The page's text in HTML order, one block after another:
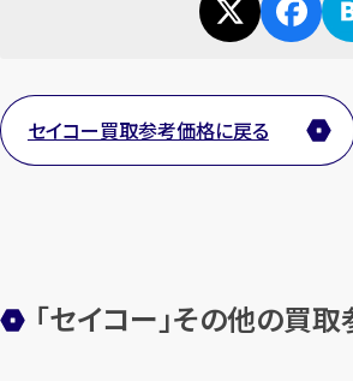
セイコー買取参考価格に戻る
「セイコー」その他の買